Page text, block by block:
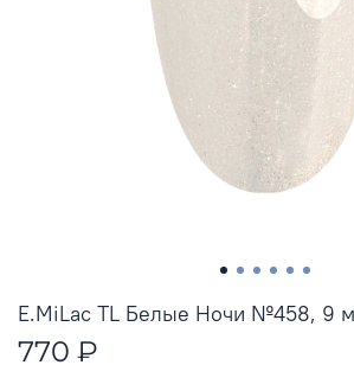
E.MiLac TL Белые Ночи №458, 9
770 ₽